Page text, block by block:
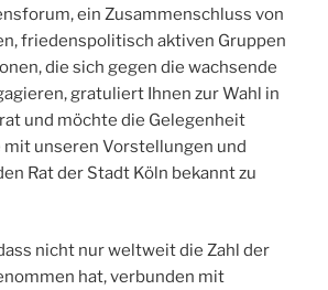
ein Zusammenschluss von
friedenspolitisch aktiven Gruppen
die sich gegen die wachsende
gratuliert Ihnen zur Wahl in
und möchte die Gelegenheit
mit unseren Vorstellungen und
Rat der Stadt Köln bekannt zu
nicht nur weltweit die Zahl der
hat, verbunden mit